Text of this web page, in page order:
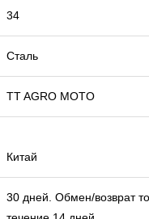
34
Сталь
TT AGRO MOTO
Китай
30 дней. Обмен/возврат